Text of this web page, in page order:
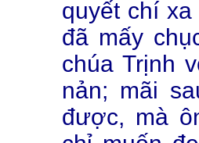
quyết chí
đã mấy
chúa Trịnh
nản; mãi
được, mà